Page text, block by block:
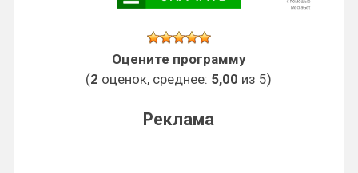
Оцените программу
(2 оценок, среднее: 5,00 из 5)
Реклама